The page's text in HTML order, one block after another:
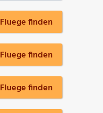
Fluege finden
Fluege finden
Fluege finden